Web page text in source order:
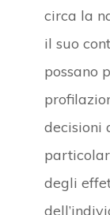
circa la
il suo
possano
decisioni
degli